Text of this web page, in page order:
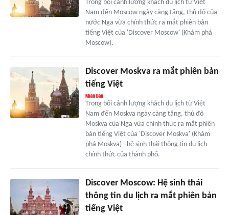
Trong bối cảnh lượng khách du lịch từ Việt
Nam đến Moscow ngày càng tăng, thủ đô của
nước Nga vừa chính thức ra mắt phiên bản
tiếng Việt của 'Discover Moscow' (Khám phá
Moscow).
Discover Moskva ra mắt phiên bản
tiếng Việt
Trong bối cảnh lượng khách du lịch từ Việt
Nam đến Moskva ngày càng tăng, thủ đô
Moskva của Nga vừa chính thức ra mắt phiên
bản tiếng Việt của 'Discover Moskva' (Khám
phá Moskva) - hệ sinh thái thông tin du lịch
chính thức của thành phố.
Discover Moscow: Hệ sinh thái
thông tin du lịch ra mắt phiên bản
tiếng Việt